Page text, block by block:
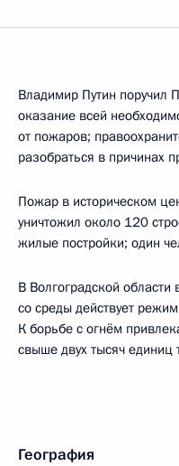
Владимир Путин поручил
оказание всей
от пожаров;
разобраться в причинах
Пожар в историческом
уничтожил около 120
жилые постройки; один
В Волгоградской
со среды действует
К борьбе с огнём
свыше двух тысяч
География